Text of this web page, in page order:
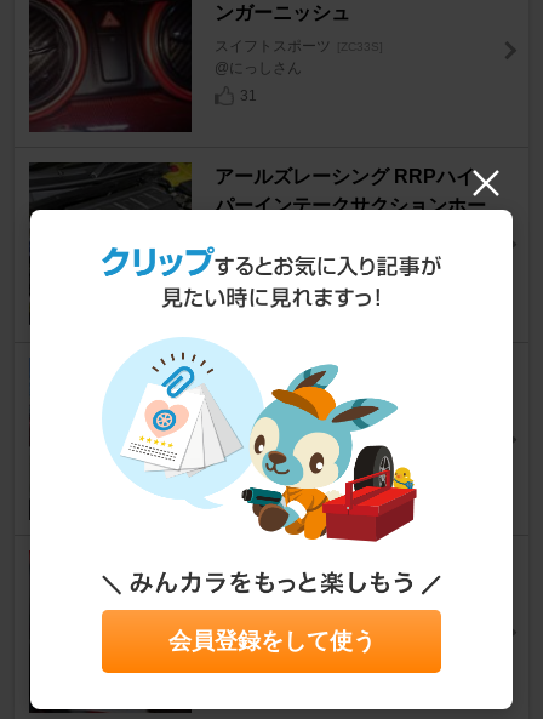
ンガーニッシュ
スイフトスポーツ [ZC33S]
@にっしさん
31
アールズレーシング RRPハイ
パーインテークサクションホー
スイフトスポーツ [ZC33S]
エアめがねさん
スズキ(純正) DIY シボなし塗装
アンダースポイラー？
スイフトスポーツ [ZC33S]
T@keさん
17
スイフトスポーツ [ZC33S]
19
会員登録をして使う